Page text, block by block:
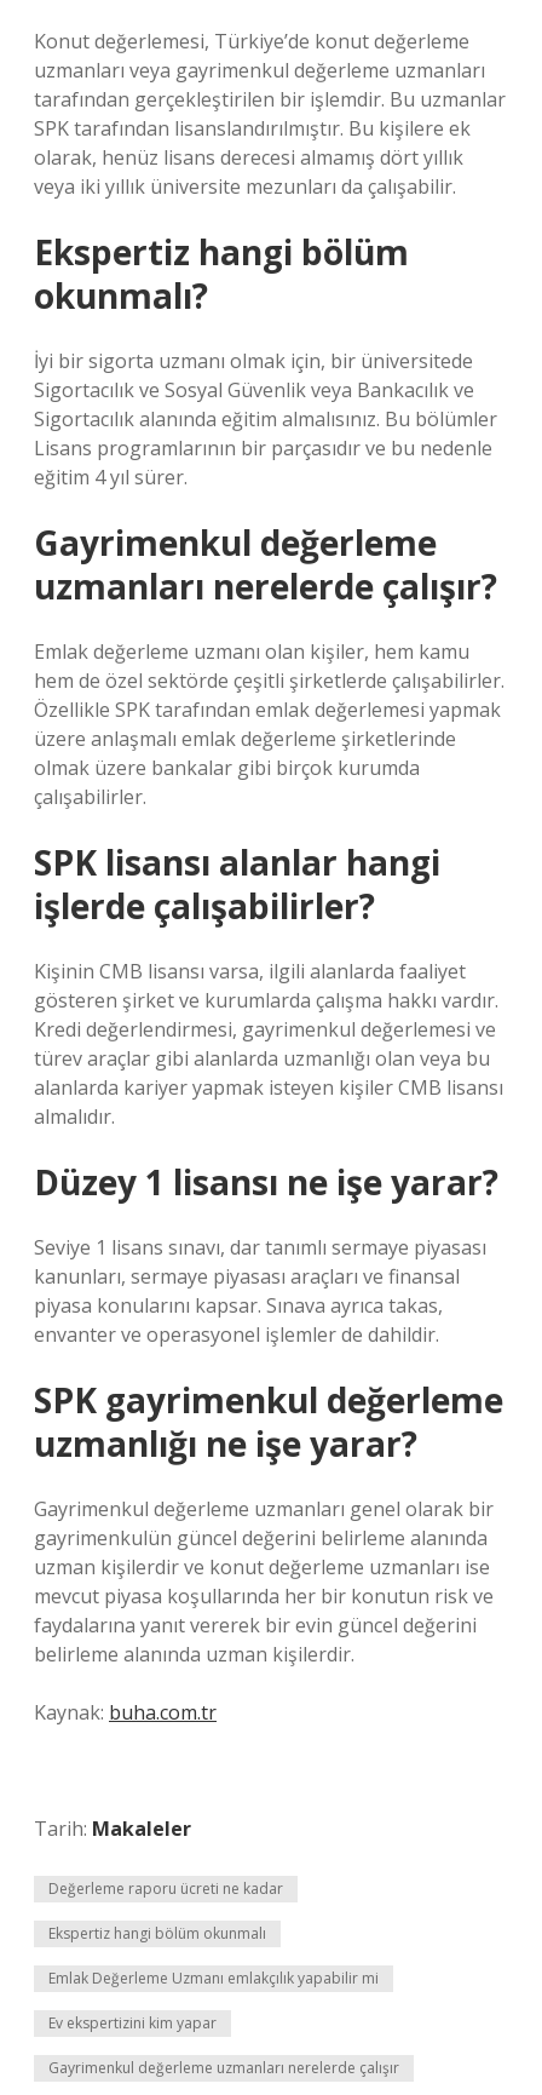
Konut değerlemesi, Türkiye’de konut değerleme
uzmanları veya gayrimenkul değerleme uzmanları
tarafından gerçekleştirilen bir işlemdir. Bu uzmanlar
SPK tarafından lisanslandırılmıştır. Bu kişilere ek
olarak, henüz lisans derecesi almamış dört yıllık
veya iki yıllık üniversite mezunları da çalışabilir.
Ekspertiz hangi bölüm
okunmalı?
İyi bir sigorta uzmanı olmak için, bir üniversitede
Sigortacılık ve Sosyal Güvenlik veya Bankacılık ve
Sigortacılık alanında eğitim almalısınız. Bu bölümler
Lisans programlarının bir parçasıdır ve bu nedenle
eğitim 4 yıl sürer.
Gayrimenkul değerleme
uzmanları nerelerde çalışır?
Emlak değerleme uzmanı olan kişiler, hem kamu
hem de özel sektörde çeşitli şirketlerde çalışabilirler.
Özellikle SPK tarafından emlak değerlemesi yapmak
üzere anlaşmalı emlak değerleme şirketlerinde
olmak üzere bankalar gibi birçok kurumda
çalışabilirler.
SPK lisansı alanlar hangi
işlerde çalışabilirler?
Kişinin CMB lisansı varsa, ilgili alanlarda faaliyet
gösteren şirket ve kurumlarda çalışma hakkı vardır.
Kredi değerlendirmesi, gayrimenkul değerlemesi ve
türev araçlar gibi alanlarda uzmanlığı olan veya bu
alanlarda kariyer yapmak isteyen kişiler CMB lisansı
almalıdır.
Düzey 1 lisansı ne işe yarar?
Seviye 1 lisans sınavı, dar tanımlı sermaye piyasası
kanunları, sermaye piyasası araçları ve finansal
piyasa konularını kapsar. Sınava ayrıca takas,
envanter ve operasyonel işlemler de dahildir.
SPK gayrimenkul değerleme
uzmanlığı ne işe yarar?
Gayrimenkul değerleme uzmanları genel olarak bir
gayrimenkulün güncel değerini belirleme alanında
uzman kişilerdir ve konut değerleme uzmanları ise
mevcut piyasa koşullarında her bir konutun risk ve
faydalarına yanıt vererek bir evin güncel değerini
belirleme alanında uzman kişilerdir.
Kaynak: buha.com.tr
Tarih: Makaleler
Değerleme raporu ücreti ne kadar
Ekspertiz hangi bölüm okunmalı
Emlak Değerleme Uzmanı emlakçılık yapabilir mi
Ev ekspertizini kim yapar
Gayrimenkul değerleme uzmanları nerelerde çalışır